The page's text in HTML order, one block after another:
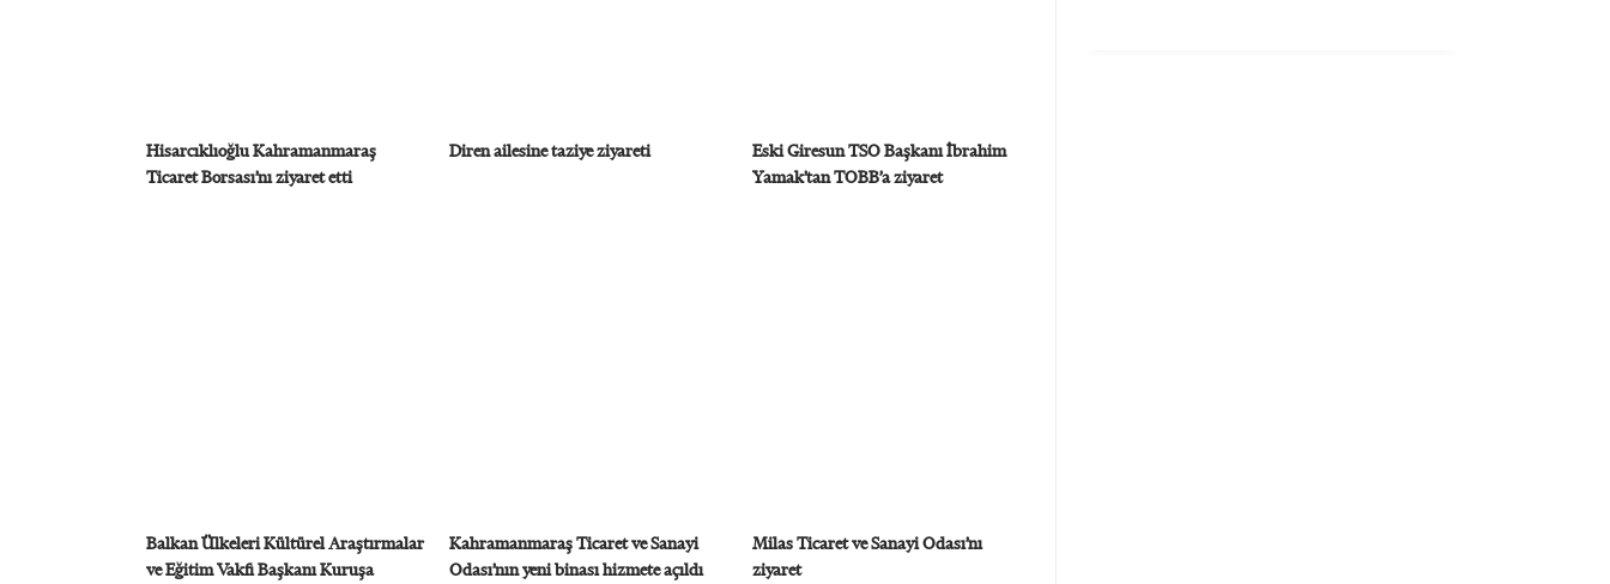
Hisarcıklıoğlu Kahramanmaraş
Ticaret Borsası’nı ziyaret etti
Diren ailesine taziye ziyareti
Eski Giresun TSO Başkanı İbrahim
Yamak’tan TOBB’a ziyaret
Balkan Ülkeleri Kültürel Araştırmalar
ve Eğitim Vakfı Başkanı Kuruşa
Kahramanmaraş Ticaret ve Sanayi
Odası’nın yeni binası hizmete açıldı
Milas Ticaret ve Sanayi Odası’nı
ziyaret